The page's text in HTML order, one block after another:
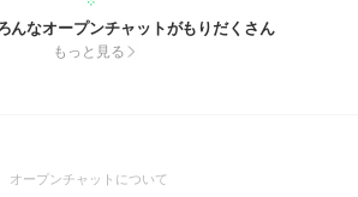
んなオープンチャットがもりだくさん
もっと見る
オープンチャットについて